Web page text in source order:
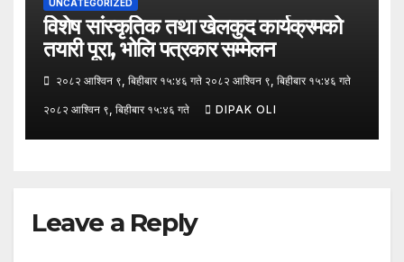
UNCATEGORIZED
विशेष सांस्कृतिक तथा खेलकुद कार्यक्रमको
तयारी पूरा, भोलि पत्रकार सम्मेलन
२०८२ आश्विन ९, बिहीबार १५:४६ गते २०८२ आश्विन ९, बिहीबार १५:४६ गते
२०८२ आश्विन ९, बिहीबार १५:४६ गते DIPAK OLI
Leave a Reply